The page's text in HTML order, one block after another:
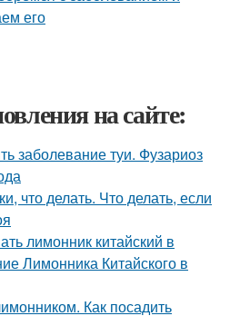
на сайте:
заболевание туи. Фузариоз
что делать. Что делать, если
лимонник китайский в
Лимонника Китайского в
Как посадить